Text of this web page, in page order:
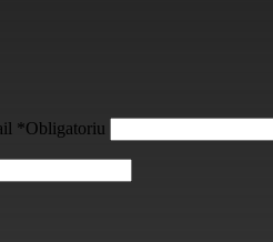
*Obligatoriu